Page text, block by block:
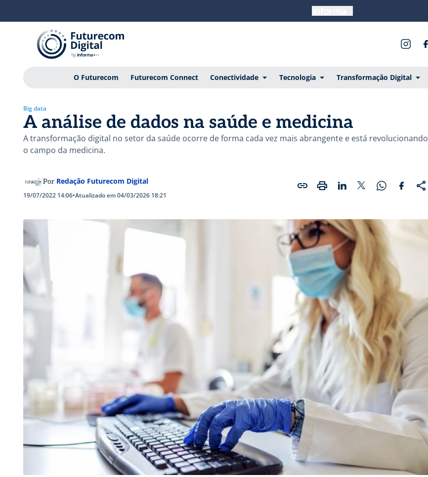
O Futurecom Futurecom Connect Conectividade Tecnologia Transformação Digital
Big data
A análise de dados na saúde e medicina
A transformação digital no setor da saúde ocorre de forma cada vez mais abrangente e está revolucionando
o campo da medicina.
Por Redação Futurecom Digital
19/07/2022 14:06•Atualizado em 04/03/2026 18:21